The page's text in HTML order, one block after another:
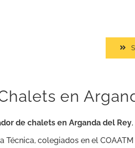
en
de chalets en Arganda del Rey
colegiados en el